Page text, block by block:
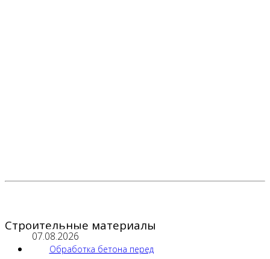
Строительные материалы
07.08.2026
Обработка бетона перед